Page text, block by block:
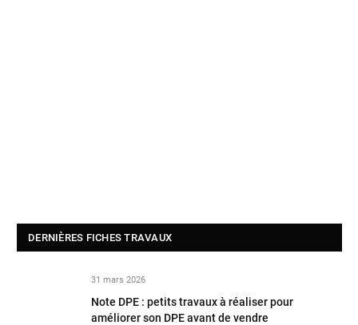
DERNIÈRES FICHES TRAVAUX
31 mars 2026
Note DPE : petits travaux à réaliser pour
améliorer son DPE avant de vendre